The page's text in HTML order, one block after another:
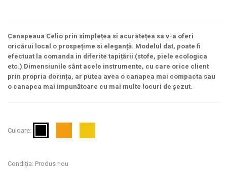
Canapeaua Celio prin simplețea si acuratețea sa v-a oferi
oricărui local o prospețime si eleganță. Modelul dat, poate fi
efectuat la comanda in diferite tapițării (stofe, piele ecologica
etc.) Dimensiunile sânt acele instrumente, cu care orice client
prin propria dorința, ar putea avea o canapea mai compacta sau
o canapea mai impunătoare cu mai multe locuri de șezut.
Culoare:
Condiția: Produs nou